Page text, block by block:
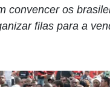
convencer os
filas para a